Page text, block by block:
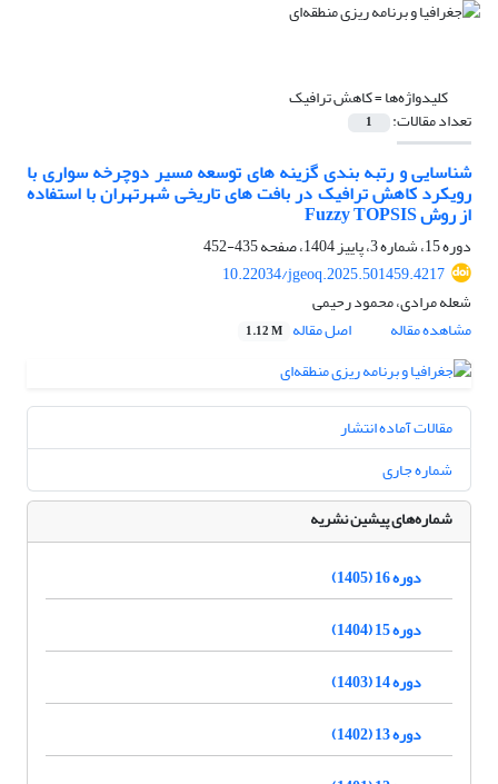
کلیدواژه‌ها =کاهش ترافیک
تعداد مقالات: 1
شناسایی و رتبه بندی گزینه های توسعه مسیر دوچرخه سواری با
رویکرد کاهش ترافیک در بافت های تاریخی شهرتهران با استفاده
از روش Fuzzy TOPSIS
دوره 15، شماره 3، پاییز 1404، صفحه
435-452
10.22034/jgeoq.2025.501459.4217
شعله مرادی، محمود رحیمی
مشاهده مقاله
اصل مقاله 1.12 M
مقالات آماده انتشار
شماره جاری
شماره‌های پیشین نشریه
دوره 16 (1405)
دوره 15 (1404)
دوره 14 (1403)
دوره 13 (1402)